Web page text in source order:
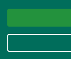
Выберите
Аналитические/